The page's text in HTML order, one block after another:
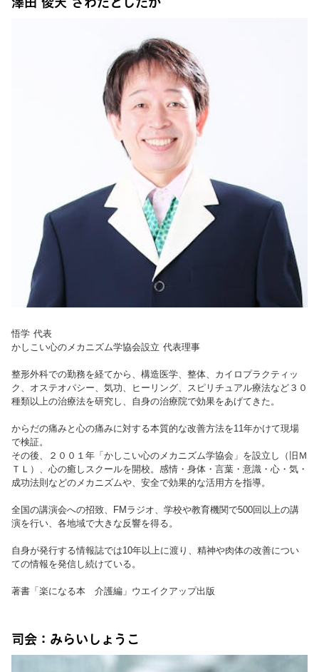
悟学 代表
かしこい心のメカニズム学協会設立 代表理事
整形外科での勤務を経てから、構造医学、整体、カイロプラクティッ
ク、オステオパシー、気功、ヒーリング、スピリチュアル療法など３０
種類以上の治療法を研究し、自身の治療院で効果をあげてきた。
からだの痛みと心の痛みに対する本質的な改善方法を11年かけて現場
で検証。
その後、２００１年「かしこい心のメカニズム学協会」を設立し（旧Ｍ
ＴＬ）、心の癒しスクールを開校。感情・身体・言葉・意識・心・気・
成功法則などのメカニズムや、安全で効果的な活用方を指導。
全国の講演会への招致、FMラジオ、学校や教育機関で500回以上の講
演を行い、各地域で大きな反響を得る。
自身が発行する情報誌では10年以上に渡り、精神や肉体の改善につい
ての情報を発信し続けている。
著書「楽になる本 介護編」ウエイクアップ出版
司会：みらいしょうこ